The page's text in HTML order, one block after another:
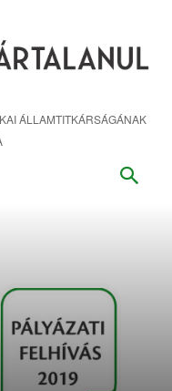
ÁLLAMTITKÁRSÁGÁNAK